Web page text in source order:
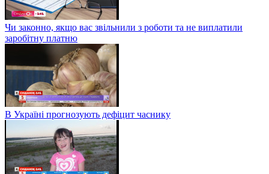
Чи законно, якщо вас звільнили з роботи та не виплатили
заробітну платню
В Україні прогнозують дефіцит часнику